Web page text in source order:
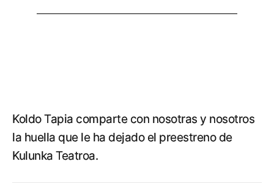
Koldo Tapia comparte con nosotras y nosotros
la huella que le ha dejado el preestreno de
Kulunka Teatroa.